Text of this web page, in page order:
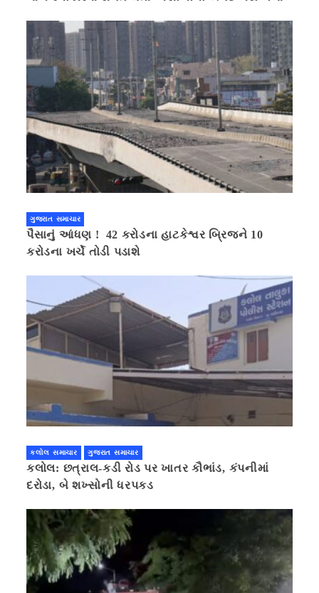
ગુજરાત સમાચાર
પૈસાનું આંધણ ! 42 કરોડના હાટકેશ્વર બ્રિજને 10
કરોડના ખર્ચે તોડી પડાશે
કલોલ સમાચાર ગુજરાત સમાચાર
કલોલ: છત્રાલ-કડી રોડ પર ખાતર કૌભાંડ, કંપનીમાં
દરોડા, બે શખ્સોની ધરપકડ